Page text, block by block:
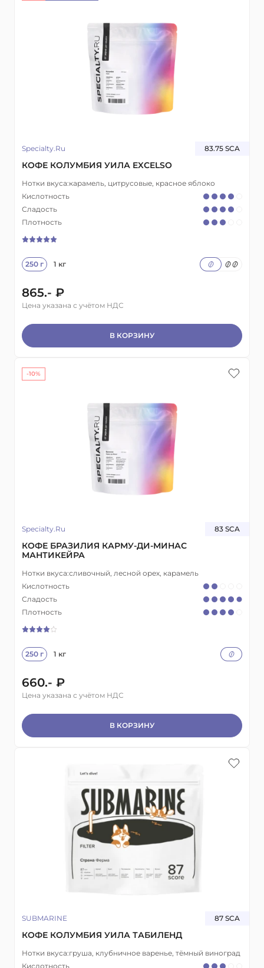
Specialty.Ru 83.75 SCA
КОФЕ КОЛУМБИЯ УИЛА EXCELSO
Нотки вкуса:карамель, цитрусовые, красное яблоко
Кислотность
Сладость
Плотность
250 г 1 кг
865.- ₽
Цена указана с учётом НДС
В КОРЗИНУ
Specialty.Ru 83 SCA
КОФЕ БРАЗИЛИЯ КАРМУ-ДИ-МИНАС
МАНТИКЕЙРА
Нотки вкуса:сливочный, лесной орех, карамель
Кислотность
Сладость
Плотность
250 г 1 кг
-10%
660.- ₽
Цена указана с учётом НДС
В КОРЗИНУ
SUBMARINE 87 SCA
КОФЕ КОЛУМБИЯ УИЛА ТАБИЛЕНД
Нотки вкуса:груша, клубничное варенье, тёмный виноград
Кислотность